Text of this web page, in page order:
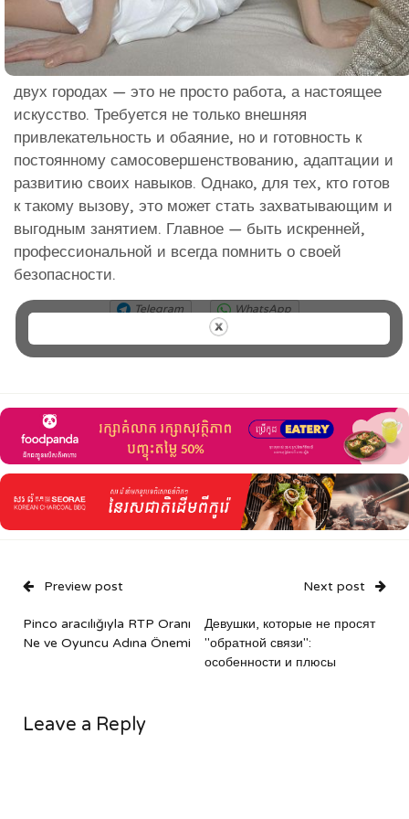
двух городах — это не просто работа, а настоящее
искусство. Требуется не только внешняя
привлекательность и обаяние, но и готовность к
постоянному самосовершенствованию, адаптации и
развитию своих навыков. Однако, для тех, кто готов
к такому вызову, это может стать захватывающим и
выгодным занятием. Главное — быть искренней,
профессиональной и всегда помнить о своей
безопасности.
Telegram WhatsApp
Preview post
Pinco aracılığıyla RTP Oranı
Ne ve Oyuncu Adına Önemi
Next post
Девушки, которые не просят
"обратной связи":
особенности и плюсы
Leave a Reply